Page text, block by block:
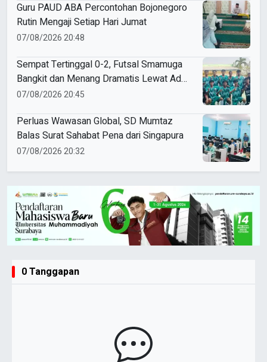
Guru PAUD ABA Percontohan Bojonegoro
Rutin Mengaji Setiap Hari Jumat
07/08/2026 20:48
Sempat Tertinggal 0-2, Futsal Smamuga
Bangkit dan Menang Dramatis Lewat Adu
Penalti
07/08/2026 20:45
Perluas Wawasan Global, SD Mumtaz
Balas Surat Sahabat Pena dari Singapura
07/08/2026 20:32
0 Tanggapan